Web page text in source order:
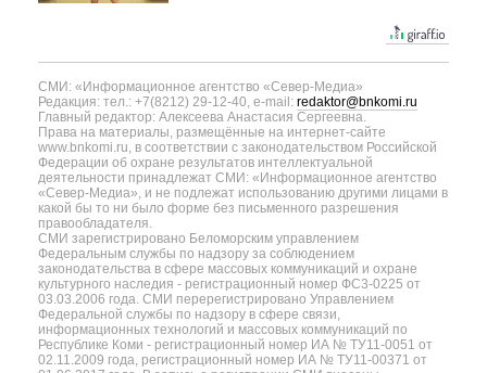
СМИ: «Информационное агентство «Север-Медиа»
Редакция: тел.: +7(8212) 29-12-40, e-mail: redaktor@bnkomi.ru
Главный редактор: Алексеева Анастасия Сергеевна.
Права на материалы, размещённые на интернет-сайте
www.bnkomi.ru, в соответствии с законодательством Российской
Федерации об охране результатов интеллектуальной
деятельности принадлежат СМИ: «Информационное агентство
«Север-Медиа», и не подлежат использованию другими лицами в
какой бы то ни было форме без письменного разрешения
правообладателя.
СМИ зарегистрировано Беломорским управлением
Федеральным службы по надзору за соблюдением
законодательства в сфере массовых коммуникаций и охране
культурного наследия - регистрационный номер ФС3-0225 от
03.03.2006 года. СМИ перерегистрировано Управлением
Федеральной службы по надзору в сфере связи,
информационных технологий и массовых коммуникаций по
Республике Коми - регистрационный номер ИА № ТУ11-0051 от
02.11.2009 года, регистрационный номер ИА № ТУ11-00371 от